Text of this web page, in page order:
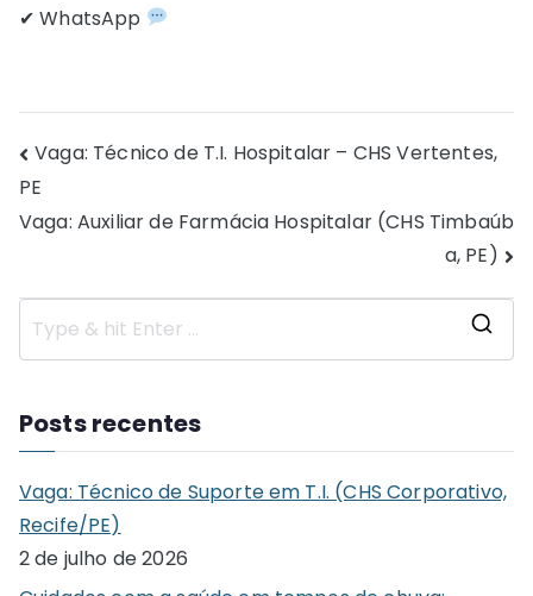
✔ WhatsApp
Navegação
de
Vaga: Técnico de T.I. Hospitalar – CHS Vertentes,
PE
Vaga: Auxiliar de Farmácia Hospitalar (CHS Timbaúb
a, PE)
Posts recentes
Vaga: Técnico de Suporte em T.I. (CHS Corporativo,
Recife/PE)
2 de julho de 2026